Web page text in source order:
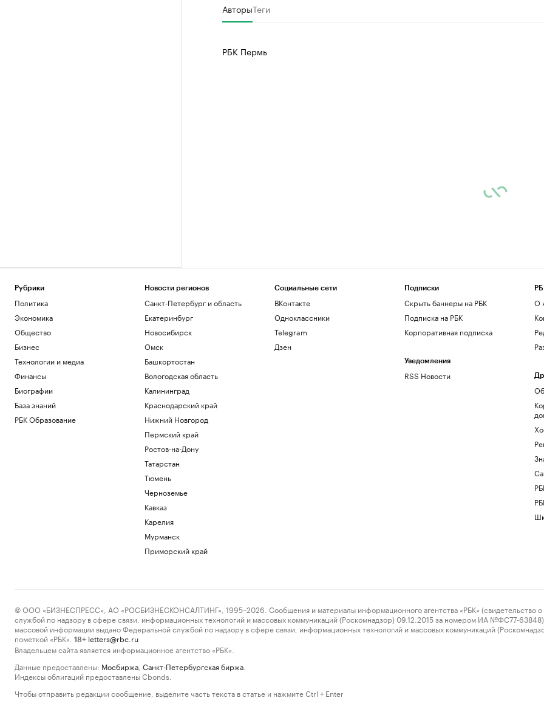
АвторыТеги
РБК Пермь
Рубрики
Политика
Экономика
Общество
Бизнес
Технологии и медиа
Финансы
Биографии
База знаний
РБК Образование
Новости регионов
Санкт-Петербург и область
Екатеринбург
Новосибирск
Омск
Башкортостан
Вологодская область
Калининград
Краснодарский край
Нижний Новгород
Пермский край
Ростов-на-Дону
Татарстан
Тюмень
Черноземье
Кавказ
Карелия
Мурманск
Приморский край
Социальные сети
ВКонтакте
Одноклассники
Telegram
Дзен
Подписки
Скрыть баннеры на РБК
Подписка на РБК
Корпоративная подписка
Уведомления
RSS Новости
О
© ООО «БИЗНЕСПРЕСС», АО «РОСБИЗНЕСКОНСАЛТИНГ», 1995–2026. Сообщения и материалы информационного агентства «РБК» (свидетельство о
службой по надзору в сфере связи, информационных технологий и массовых коммуникаций (Роскомнадзор) 09.12.2015 за номером ИА №ФС77-63848)
массовой информации выдано Федеральной службой по надзору в сфере связи, информационных технологий и массовых коммуникаций
пометкой «РБК».
18+ letters@rbc.ru
Владельцем сайта является информационное агентство «РБК».
Данные предоставлены: Мосбиржа Санкт-Петербургская биржа
Индексы облигаций предоставлены Cbonds.
Чтобы отправить редакции сообщение, выделите часть текста в статье и нажмите Ctrl + Enter